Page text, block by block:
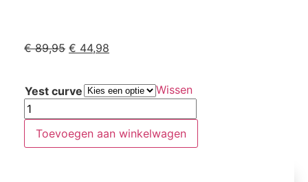
€89,95 € 44,98
Yest curve Wissen
Toevoegen aan winkelwagen